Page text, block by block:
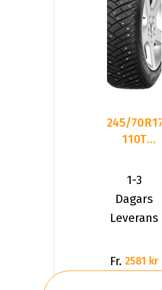
245/70R17
110T
ULTRA
GRIP ICE
1-3
Dagars
Leverans
Fr. 2581 kr